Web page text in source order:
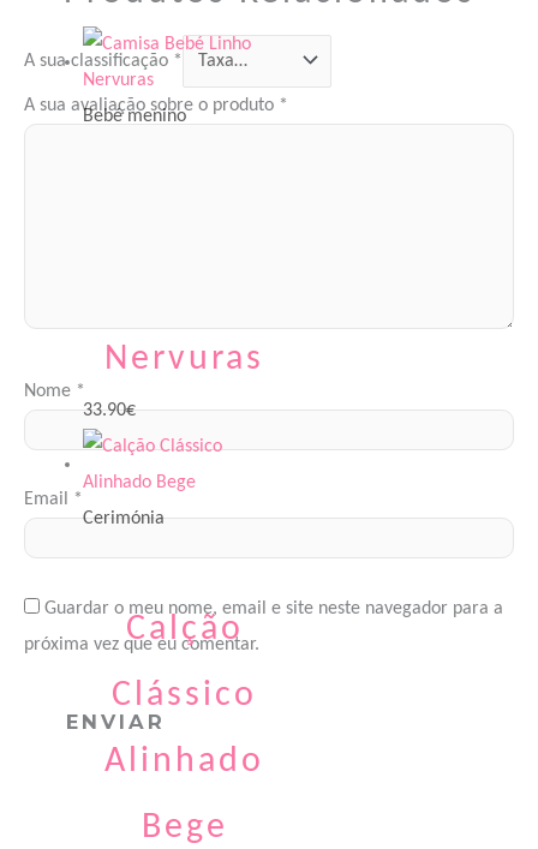
A sua classificação *
A sua avaliação sobre o produto *
Nome *
Email *
Guardar o meu nome, email e site neste navegador para a
próxima vez que eu comentar.
Bebé menino
Nervuras
33.90€
Cerimónia
Calção
Clássico
Alinhado
Bege